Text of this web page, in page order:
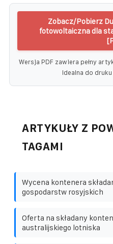
Zobacz/Pobierz
fotowoltaiczna dla
Wersja PDF zawiera pełny
Idealna do
ARTYKUŁY Z
TAGAMI
Wycena kontenera
gospodarstw rosyjskich
Oferta na składany
australijskiego lotniska